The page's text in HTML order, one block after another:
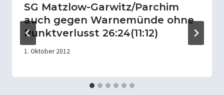
SG Matzlow-Garwitz/Parchim
auch gegen Warnemünde ohne
Punktverlusst 26:24(11:12)
1. Oktober 2012